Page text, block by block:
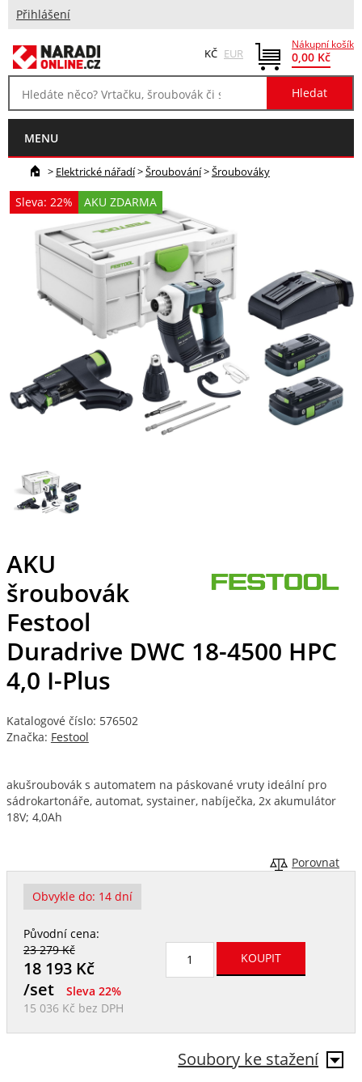
Přihlášení
Nákupní košík
0,00 Kč
KČ EUR
MENU
> Elektrické nářadí>Šroubování>Šroubováky
Sleva: 22% AKU ZDARMA
AKU
šroubovák
Festool
Duradrive DWC 18-4500 HPC
4,0 I-Plus
Katalogové číslo: 576502
Značka: Festool
akušroubovák s automatem na páskované vruty ideální pro
sádrokartonáře, automat, systainer, nabíječka, 2x akumulátor
18V; 4,0Ah
Porovnat
Obvykle do: 14 dní
Původní cena:
23 279 Kč
18 193Kč
/set
Sleva 22%
15 036 Kč bez DPH
Soubory ke stažení